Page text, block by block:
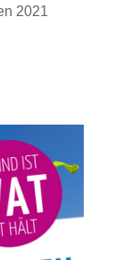
2021